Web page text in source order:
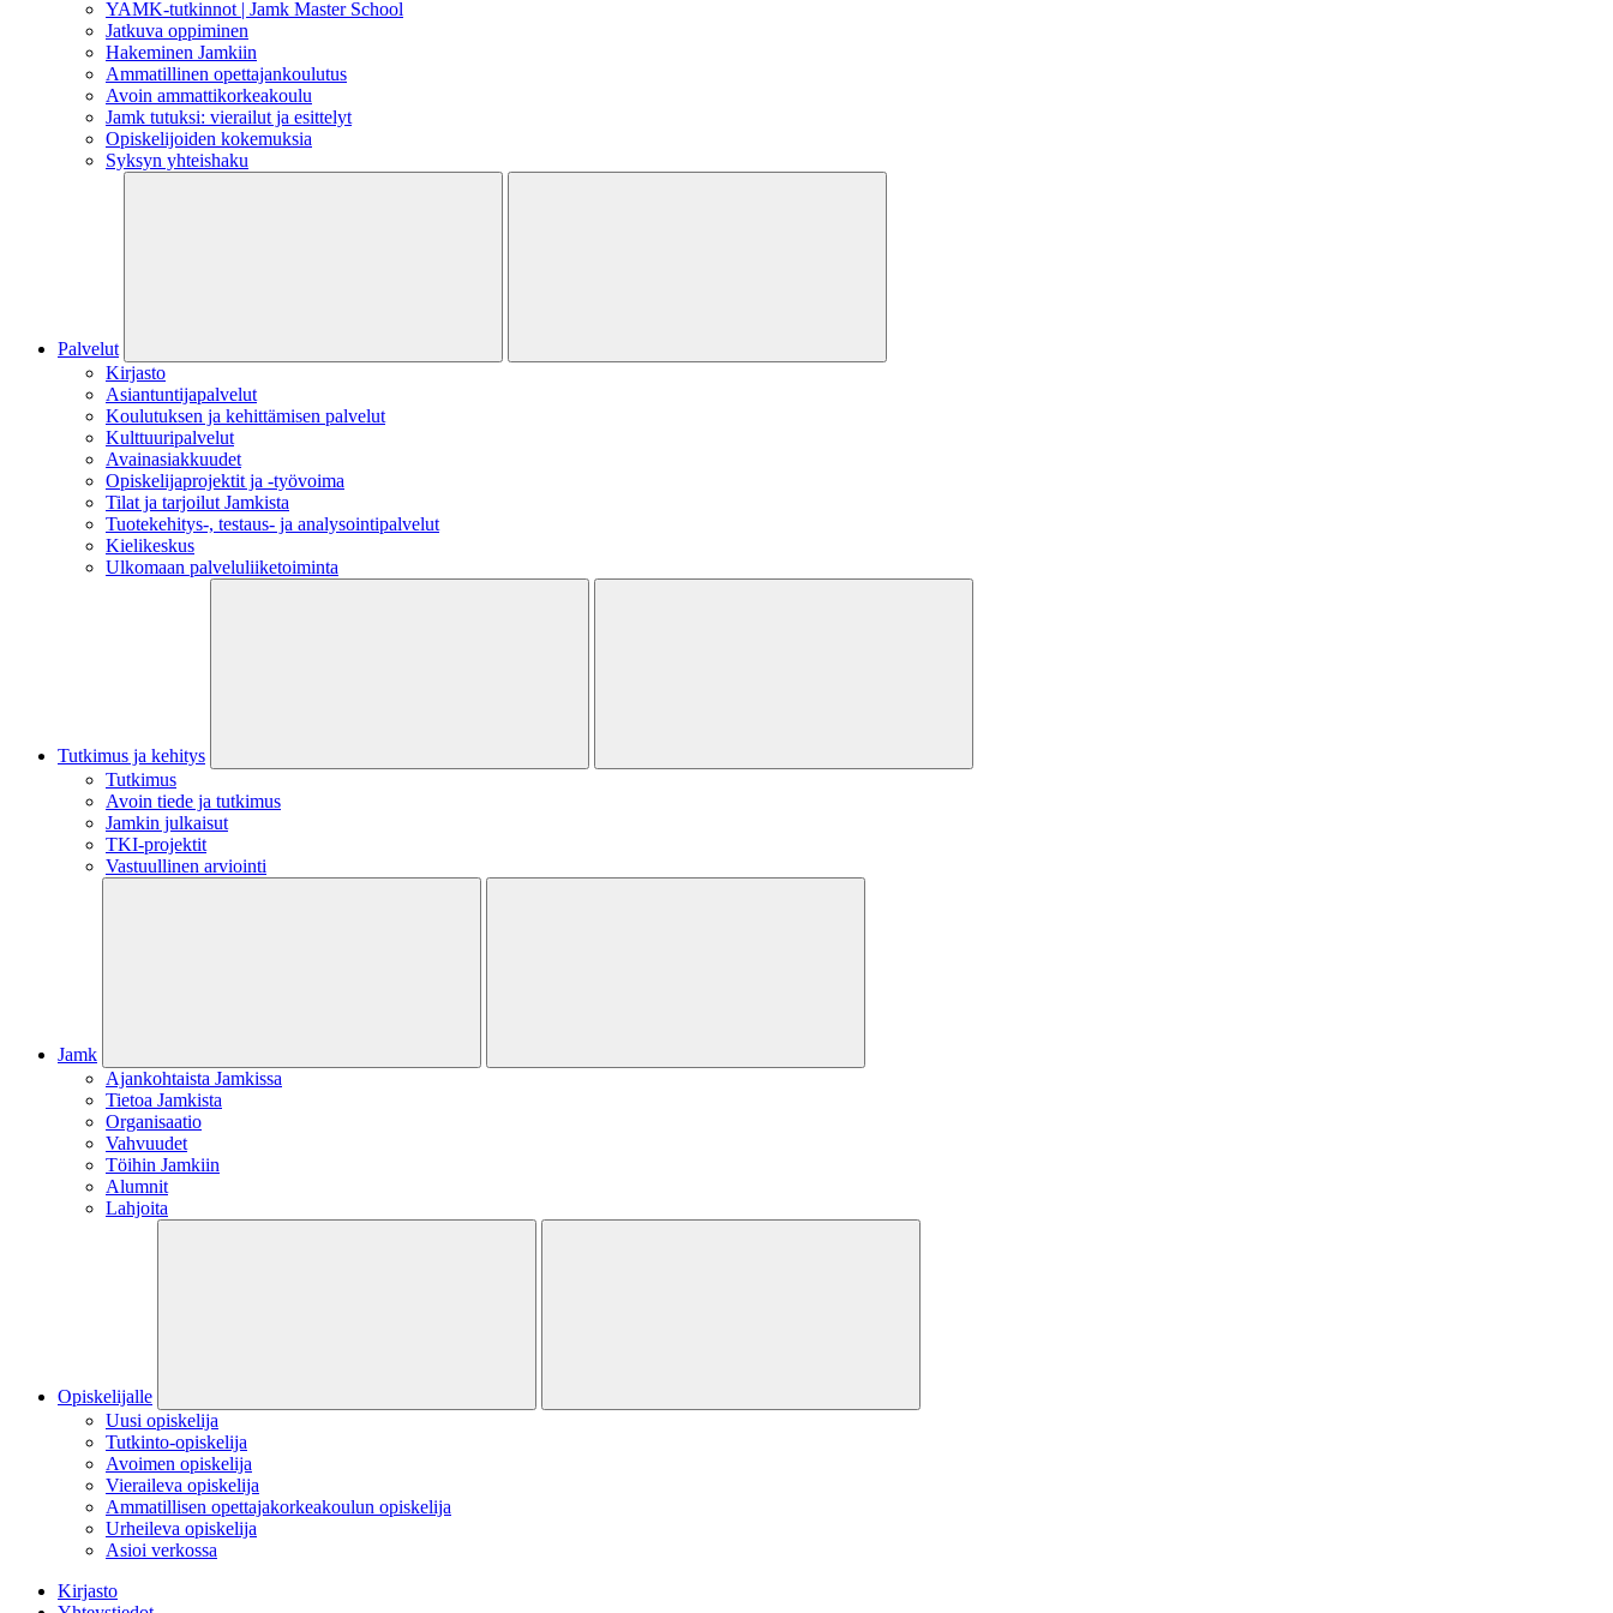
YAMK-tutkinnot | Jamk Master School
Jatkuva oppiminen
Hakeminen Jamkiin
Ammatillinen opettajankoulutus
Avoin ammattikorkeakoulu
Jamk tutuksi: vierailut ja esittelyt
Opiskelijoiden kokemuksia
Syksyn yhteishaku
Palvelut
Kirjasto
Asiantuntijapalvelut
Koulutuksen ja kehittämisen palvelut
Kulttuuripalvelut
Avainasiakkuudet
Opiskelijaprojektit​ ja -työvoima
Tilat ja tarjoilut Jamkista
Tuotekehitys-, testaus- ja analysointipalvelut
Kielikeskus
Ulkomaan palveluliiketoiminta
Tutkimus ja kehitys
Tutkimus
Avoin tiede ja tutkimus
Jamkin julkaisut
TKI-projektit
Vastuullinen arviointi
Jamk
Ajankohtaista Jamkissa
Tietoa Jamkista
Organisaatio
Vahvuudet
Töihin Jamkiin
Alumnit
Lahjoita
Opiskelijalle
Uusi opiskelija
Tutkinto-opiskelija
Avoimen opiskelija
Vieraileva opiskelija
Ammatillisen opettajakorkeakoulun opiskelija
Urheileva opiskelija
Asioi verkossa
Kirjasto